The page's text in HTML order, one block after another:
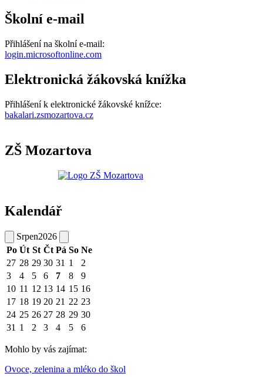
Školní e-mail
Přihlášení na školní e-mail:
login.microsoftonline.com
Elektronická žákovská knížka
Přihlášení k elektronické žákovské knížce:
bakalari.zsmozartova.cz
ZŠ Mozartova
Kalendář
Srpen2026
Po Út St Čt Pá So Ne
27 28 29 30 31 1
2
3
4 5 6 7 8
9
10 11 12 13 14 15 16
17 18 19 20 21 22 23
24 25 26 27 28 29 30
31 1 2 3 4 5 6
Mohlo by vás zajímat:
Ovoce, zelenina a mléko do škol